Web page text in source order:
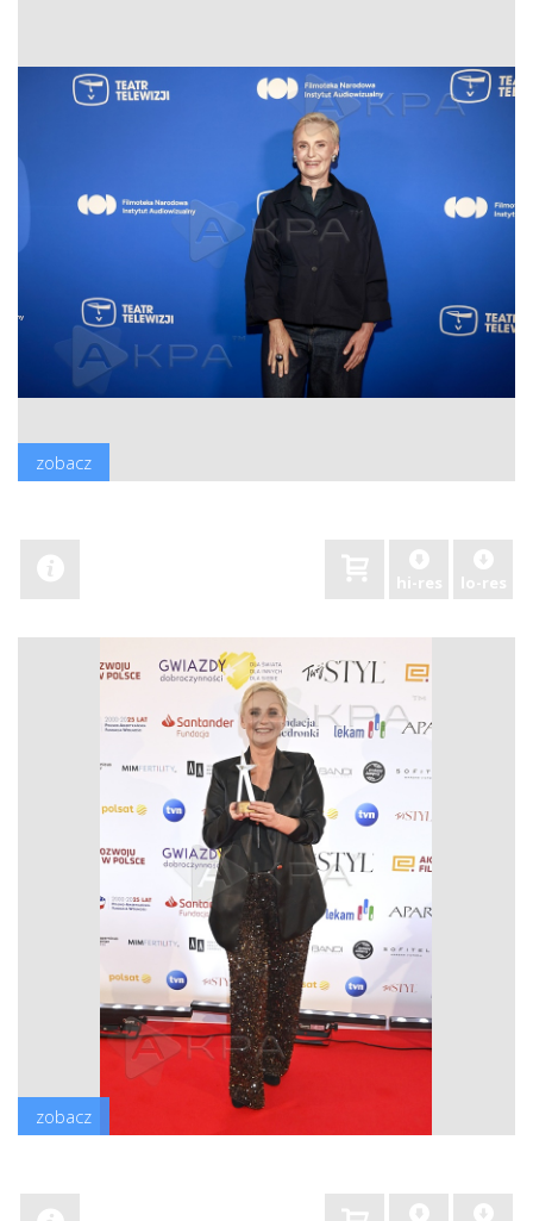
zobacz
hi-res lo-res
zobacz